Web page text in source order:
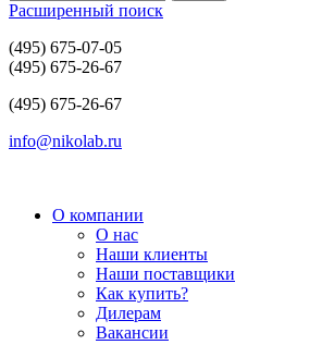
Расширенный поиск
(495) 675-07-05
(495) 675-26-67
(495) 675-26-67
info@nikolab.ru
О компании
О нас
Наши клиенты
Наши поставщики
Как купить?
Дилерам
Вакансии